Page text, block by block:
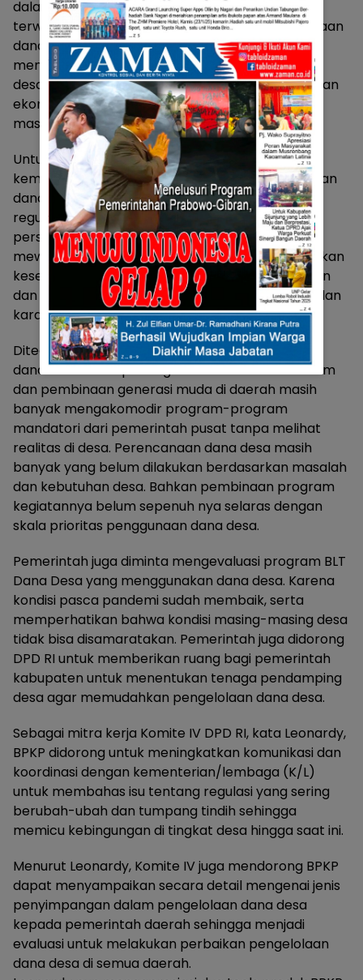
dalam pengelolaan dana desa guna mendukung
terwujudnya good governance. Karena pengelolaan
dana desa yang baik dan akuntabel akan
mendorong kelancaran program pembangunan
desa dan berdampak pada percepatan pemulihan
ekonomi desa serta terwujudnya kesejahteraan
masyarakat desa.
Untuk itu, kata Leonardy perlu sinkronisasi antar
kementerian/lembaga yang menaungi penyaluran
dana desa agar tidak ada lagi tumpang tindih
regulasi. Pemerintah diharapkan mengevaluasi
persentase penggunaan dana desa guna
mewujudkan otonomi dana desa untuk memberikan
kesempatan pada pemerintah desa membangun
dan memberdayakan daerahnya sesuai kondisi dan
karakteristik masing-masing.
Ditegaskannya, hal ini terlihat pada penggunaan
dana desa untuk penanganan kemiskinan ekstrem
dan pembinaan generasi muda di daerah masih
banyak mengakomodir program-program
mandatori dari pemerintah pusat tanpa melihat
realitas di desa. Perencanaan dana desa masih
banyak yang belum dilakukan berdasarkan masalah
dan kebutuhan desa. Bahkan pembinaan program
kegiatannya belum sepenuh nya selaras dengan
skala prioritas penggunaan dana desa.
Pemerintah juga diminta mengevaluasi program BLT
Dana Desa yang menggunakan dana desa. Karena
kondisi pasca pandemi sudah membaik, serta
memperhatikan bahwa kondisi masing-masing desa
tidak bisa disamaratakan. Pemerintah juga didorong
DPD RI untuk memberikan ruang bagi pemerintah
kabupaten untuk menentukan tenaga pendamping
desa agar memudahkan pengelolaan dana desa.
Sebagai mitra kerja Komite IV DPD RI, kata Leonardy,
BPKP didorong untuk meningkatkan komunikasi dan
koordinasi dengan kementerian/lembaga (K/L)
untuk membahas isu tentang regulasi yang sering
berubah-ubah dan tumpang tindih sehingga
memicu kebingungan di tingkat desa hingga saat ini.
Menurut Leonardy, Komite IV juga mendorong BPKP
dapat menyampaikan secara detail mengenai jenis
penyimpangan dalam pengelolaan dana desa
kepada pemerintah daerah sehingga menjadi
evaluasi untuk melakukan perbaikan pengelolaan
dana desa di semua daerah.